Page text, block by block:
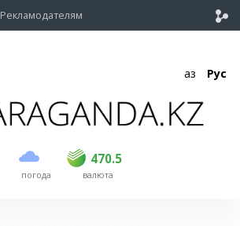
Рекламодателям
Қаз Рус
погода
470.5
USD 469.5 470.5
EUR валюта